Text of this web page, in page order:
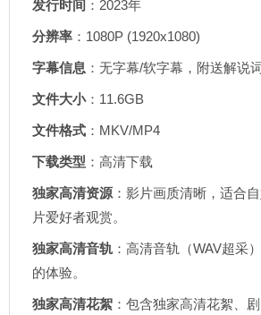
发行时间 ：2023年
分辨率 ：1080P (1920x1080)
字幕信息 ：无字幕/软字幕，附送解说
文件大小：11.6GB
文件格式 ：MKV/MP4
下载类型 ：高清下载
独家高清资源 ：影片画质清晰，适合
片爱好者观赏。
独家高清音轨 ：高清音轨（WAV超采
的体验。
独家高清花絮 ：包含独家高清花絮、